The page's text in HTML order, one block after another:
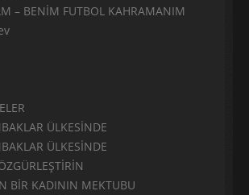
– BENİM FUTBOL KAHRAMANIM
ÜLKESİNDE
ÜLKESİNDE
BİR KADININ MEKTUBU